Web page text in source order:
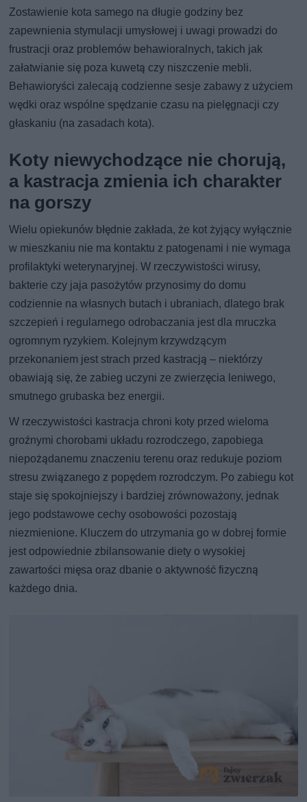
Zostawienie kota samego na długie godziny bez
zapewnienia stymulacji umysłowej i uwagi prowadzi do
frustracji oraz problemów behawioralnych, takich jak
załatwianie się poza kuwetą czy niszczenie mebli.
Behawioryści zalecają codzienne sesje zabawy z użyciem
wędki oraz wspólne spędzanie czasu na pielęgnacji czy
głaskaniu (na zasadach kota).
Koty niewychodzące nie chorują,
a kastracja zmienia ich charakter
na gorszy
Wielu opiekunów błędnie zakłada, że kot żyjący wyłącznie
w mieszkaniu nie ma kontaktu z patogenami i nie wymaga
profilaktyki weterynaryjnej. W rzeczywistości wirusy,
bakterie czy jaja pasożytów przynosimy do domu
codziennie na własnych butach i ubraniach, dlatego brak
szczepień i regularnego odrobaczania jest dla mruczka
ogromnym ryzykiem. Kolejnym krzywdzącym
przekonaniem jest strach przed kastracją – niektórzy
obawiają się, że zabieg uczyni ze zwierzęcia leniwego,
smutnego grubaska bez energii.
W rzeczywistości kastracja chroni koty przed wieloma
groźnymi chorobami układu rozrodczego, zapobiega
niepożądanemu znaczeniu terenu oraz redukuje poziom
stresu związanego z popędem rozrodczym. Po zabiegu kot
staje się spokojniejszy i bardziej zrównoważony, jednak
jego podstawowe cechy osobowości pozostają
niezmienione. Kluczem do utrzymania go w dobrej formie
jest odpowiednie zbilansowanie diety o wysokiej
zawartości mięsa oraz dbanie o aktywność fizyczną
każdego dnia.